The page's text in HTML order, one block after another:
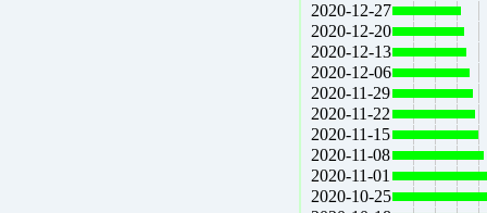
2020-12-27
2020-12-20
2020-12-13
2020-12-06
2020-11-29
2020-11-22
2020-11-15
2020-11-08
2020-11-01
2020-10-25